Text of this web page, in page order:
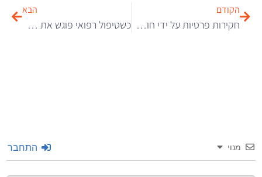
הקודם
חקירות פרטיות על ידי חוקר פרטי מנוסה – דיסקרטיות זה שם המשחק
הבא
כשטיפול רפואי פוגש את התחום הרגשי – הצד שלא מדברים עליו
מנוי התחבר